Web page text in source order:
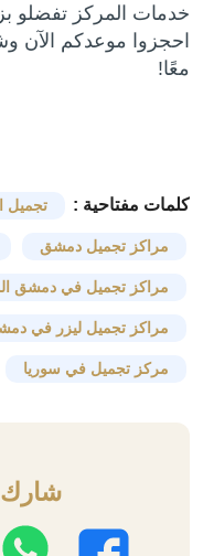
خدمات المركز تفضلو
احجزوا موعدكم الآن
معًا!
كلمات مفتاحية : تجميل
مراكز تجميل دمشق
مراكز تجميل في دمشق
مراكز تجميل ليزر في
مركز تجميل في سوريا
شارك
فيسبوك